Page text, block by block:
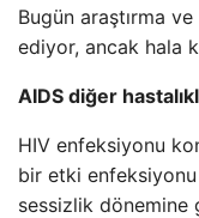
Bugün araştırma ve
ediyor, ancak hala
AIDS diğer
HIV enfeksiyonu
bir etki
sessizlik dönemine